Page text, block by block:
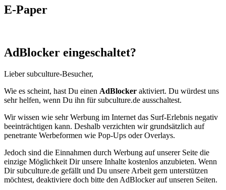
E-Paper
AdBlocker eingeschaltet?
Lieber subculture-Besucher,
Wie es scheint, hast Du einen AdBlocker aktiviert. Du würdest uns
sehr helfen, wenn Du ihn für subculture.de ausschaltest.
Wir wissen wie sehr Werbung im Internet das Surf-Erlebnis negativ
beeinträchtigen kann. Deshalb verzichten wir grundsätzlich auf
penetrante Werbeformen wie Pop-Ups oder Overlays.
Jedoch sind die Einnahmen durch Werbung auf unserer Seite die
einzige Möglichkeit Dir unsere Inhalte kostenlos anzubieten. Wenn
Dir subculture.de gefällt und Du unsere Arbeit gern unterstützen
möchtest, deaktiviere doch bitte den AdBlocker auf unseren Seiten.